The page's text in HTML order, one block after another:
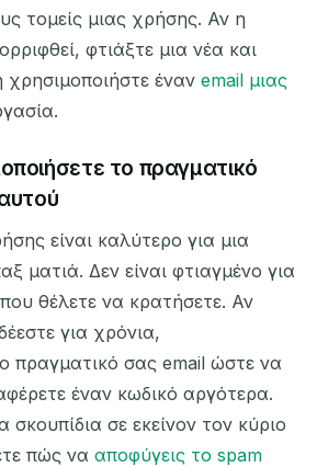
τομείς μιας χρήσης. Αν η
φτιάξτε μια νέα και
έναν email μιας
το πραγματικό
είναι καλύτερο για μια
ματιά. Δεν είναι φτιαγμένο για
θέλετε να κρατήσετε. Αν
για χρόνια,
πραγματικό σας email ώστε να
έναν κωδικό αργότερα.
σκουπίδια σε εκείνον τον κύριο
πώς να αποφύγεις το spam